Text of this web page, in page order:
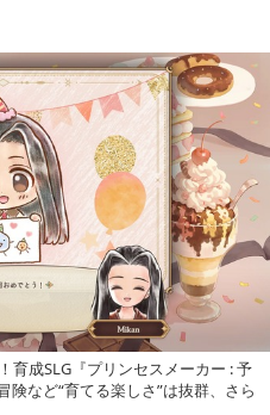
育成SLG『プリンセスメーカー : 予
など“育てる楽しさ”は抜群、さら